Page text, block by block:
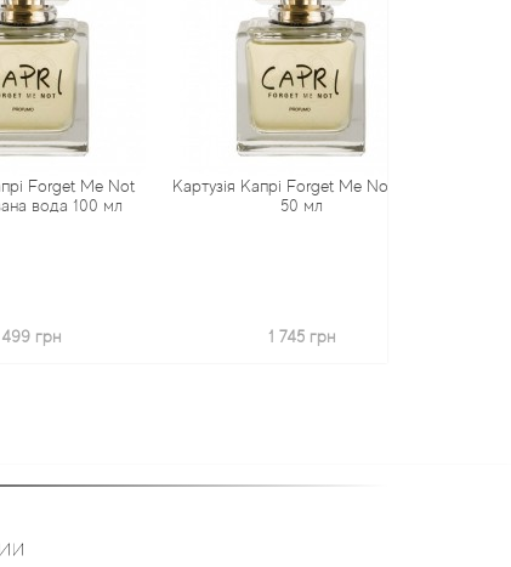
Me Not
100 мл
Картузія Капрі Forget Me Not духи
1 745 грн